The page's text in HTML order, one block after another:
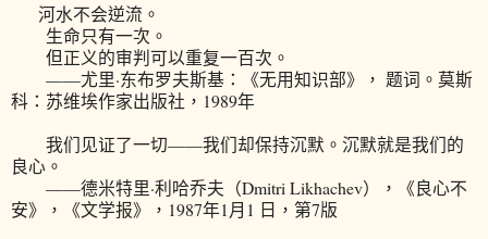
河水不会逆流。
生命只有一次。
但正义的审判可以重复一百次。
——尤里·东布罗夫斯基：《无用知识部》， 题词。莫斯
科：苏维埃作家出版社，1989年
我们见证了一切——我们却保持沉默。沉默就是我们的
良心。
——德米特里·利哈乔夫（Dmitri Likhachev），《良心不
安》，《文学报》，1987年1月1 日，第7版